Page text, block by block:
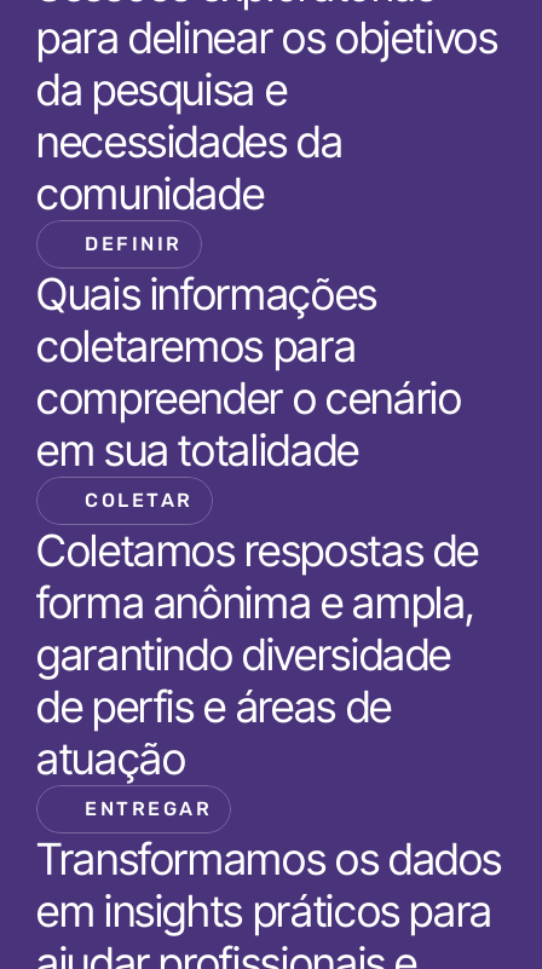
para delinear os objetivos
da pesquisa e
necessidades da
comunidade
DEFINIR
Quais informações
coletaremos para
compreender o cenário
em sua totalidade
COLETAR
Coletamos respostas de
forma anônima e ampla,
garantindo diversidade
de perfis e áreas de
atuação
ENTREGAR
Transformamos os dados
em insights práticos para